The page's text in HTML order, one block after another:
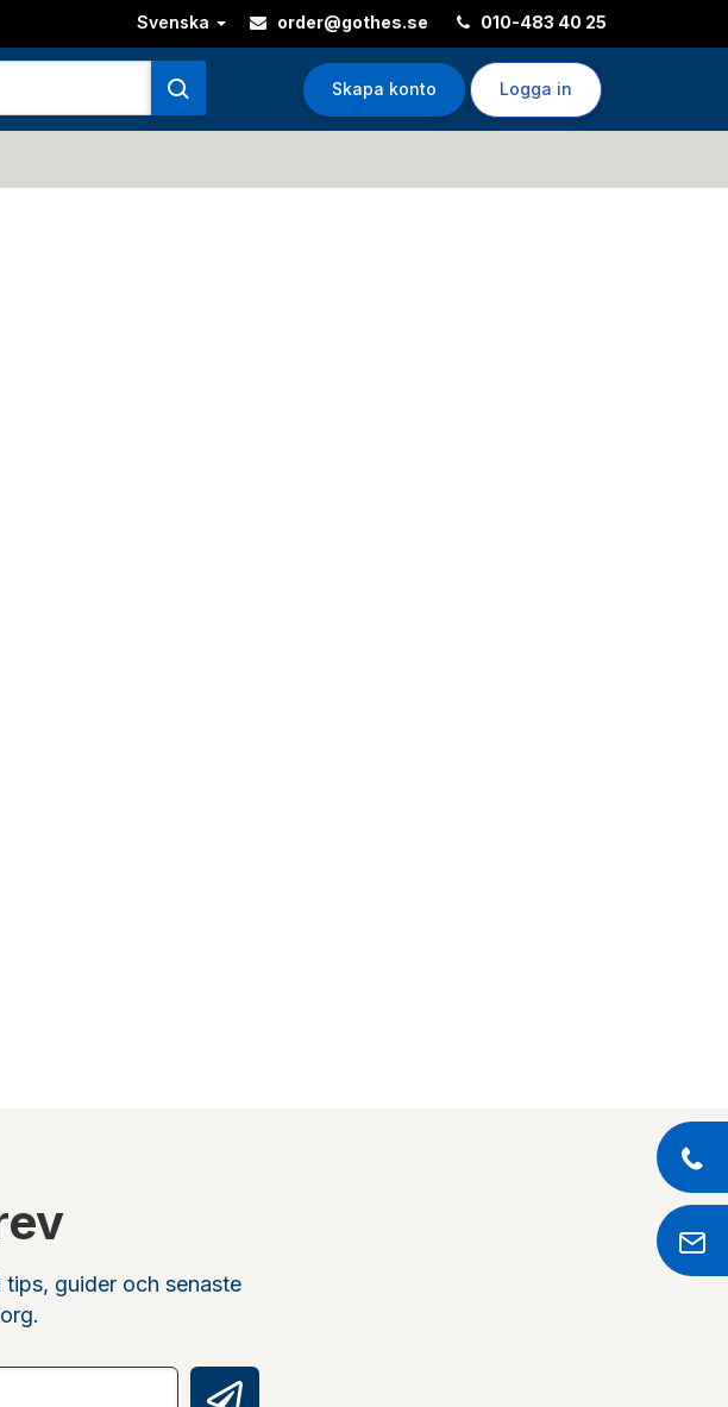
Svenska order@gothes.se 010-483 40 25
Skapa konto Logga in
guider och senaste